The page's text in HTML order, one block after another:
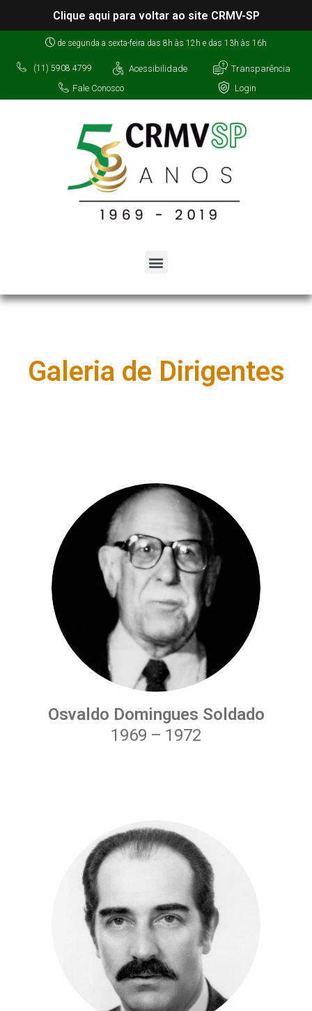
Clique aqui para voltar ao site CRMV-SP
de segunda a sexta-feira das 8h às 12h e das 13h às 16h
(11) 5908 4799 Acessibilidade
Transparência
Fale Conosco
Login
Galeria de Dirigentes
Osvaldo Domingues Soldado
1969 – 1972